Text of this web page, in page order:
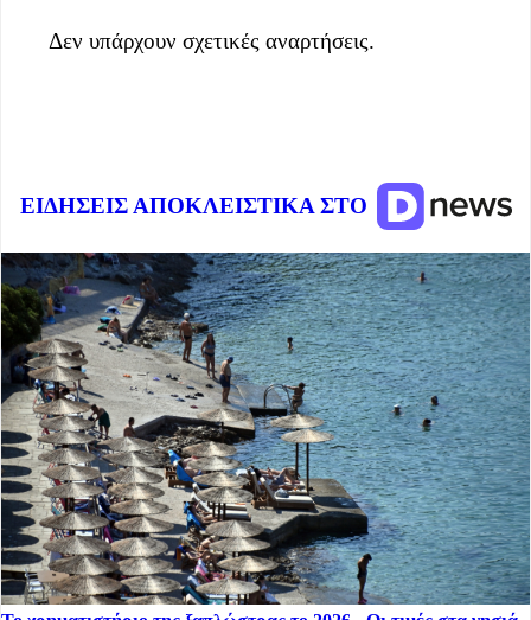
Δεν υπάρχουν σχετικές αναρτήσεις.
ΕΙΔΗΣΕΙΣ ΑΠΟΚΛΕΙΣΤΙΚΑ ΣΤΟ